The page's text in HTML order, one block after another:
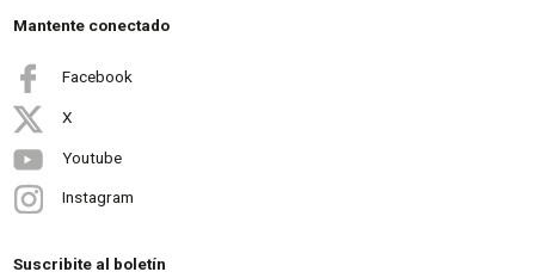
Mantente conectado
Facebook
X
Youtube
Instagram
Suscribite al boletín